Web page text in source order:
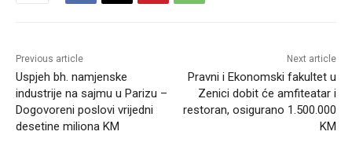
Previous article
Uspjeh bh. namjenske
industrije na sajmu u Parizu –
Dogovoreni poslovi vrijedni
desetine miliona KM
Next article
Pravni i Ekonomski fakultet u
Zenici dobit će amfiteatar i
restoran, osigurano 1.500.000
KM